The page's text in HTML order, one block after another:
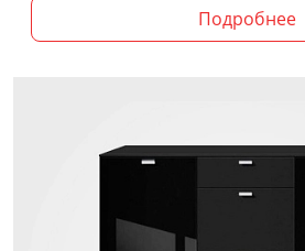
Подробнее